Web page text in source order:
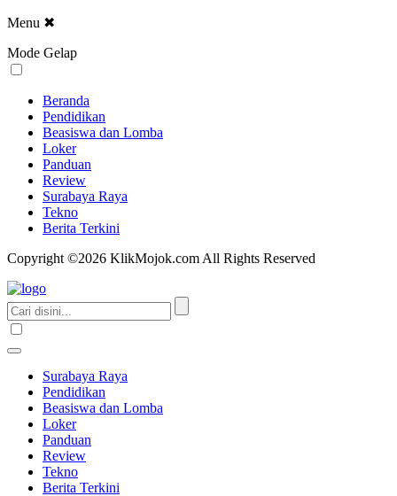
Menu ✖
Mode Gelap
Beranda
Pendidikan
Beasiswa dan Lomba
Loker
Panduan
Review
Surabaya Raya
Tekno
Berita Terkini
Copyright ©2026 KlikMojok.com All Rights Reserved
Surabaya Raya
Pendidikan
Beasiswa dan Lomba
Loker
Panduan
Review
Tekno
Berita Terkini